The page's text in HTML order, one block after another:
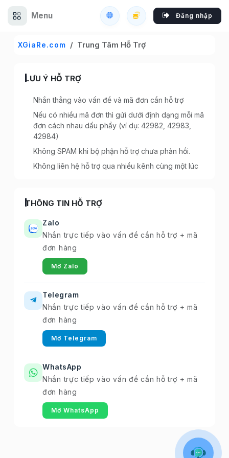
Menu Đăng nhập
XGiaRe.com Trung Tâm Hỗ Trợ
LƯU Ý HỖ TRỢ
Nhắn thẳng vào vấn đề và mã đơn cần hỗ trợ
Nếu có nhiều mã đơn thì gửi dưới định dạng mỗi mã
đơn cách nhau dấu phẩy (ví dụ: 42982, 42983,
42984)
Không SPAM khi bộ phận hỗ trợ chưa phản hồi.
Không liên hệ hỗ trợ qua nhiều kênh cùng một lúc
THÔNG TIN HỖ TRỢ
Zalo
Nhắn trực tiếp vào vấn đề cần hỗ trợ + mã
đơn hàng
Mở Zalo
Telegram
Nhắn trực tiếp vào vấn đề cần hỗ trợ + mã
đơn hàng
Mở Telegram
WhatsApp
Nhắn trực tiếp vào vấn đề cần hỗ trợ + mã
đơn hàng
Mở WhatsApp